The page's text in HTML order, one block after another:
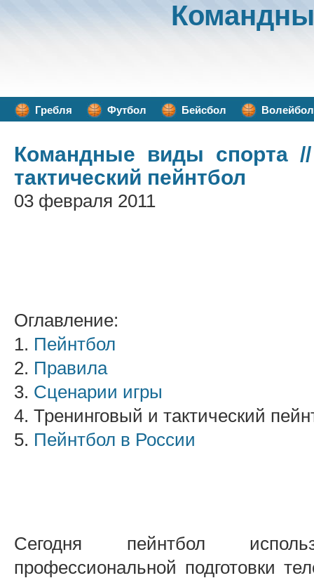
Гребля Футбол Бейсбол Волейбол
Командные виды спорта
тактический пейнтбол
03 февраля 2011
Оглавление:
1. Пейнтбол
2. Правила
3. Сценарии игры
4. Тренинговый и тактический
5. Пейнтбол в России
Сегодня пейнтбол
профессиональной подготовки